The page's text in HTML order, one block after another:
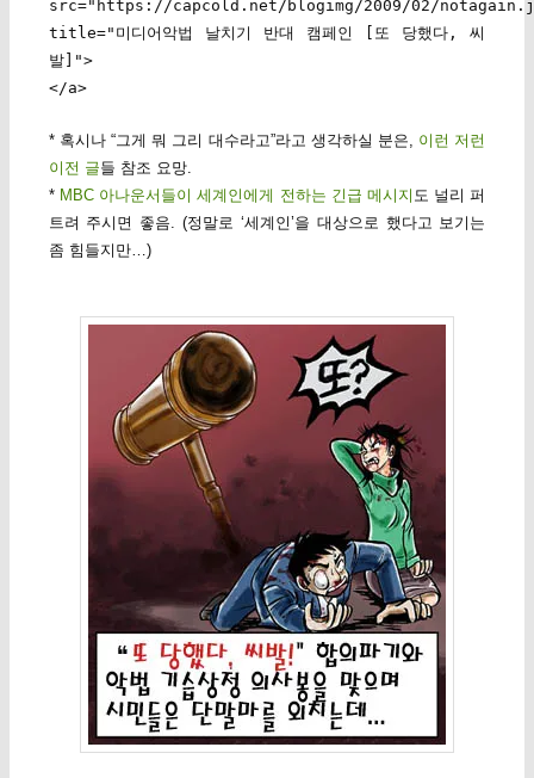
src="https://capcold.net/blogimg/2009/02/
title="미디어악법 날치기 반대 캠페인 [또 당했다, 씨
발]">
</a>
* 혹시나 “그게 뭐 그리 대수라고”라고 생각하실 분은, 이런 저런
이전 글들 참조 요망.
* MBC 아나운서들이 세계인에게 전하는 긴급 메시지 도 널리 퍼
트려 주시면 좋음. (정말로 ‘세계인’을 대상으로 했다고 보기는
좀 힘들지만…)